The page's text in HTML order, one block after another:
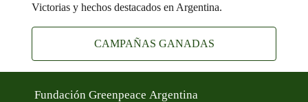
Victorias y hechos destacados en Argentina.
CAMPAÑAS GANADAS
Fundación Greenpeace Argentina